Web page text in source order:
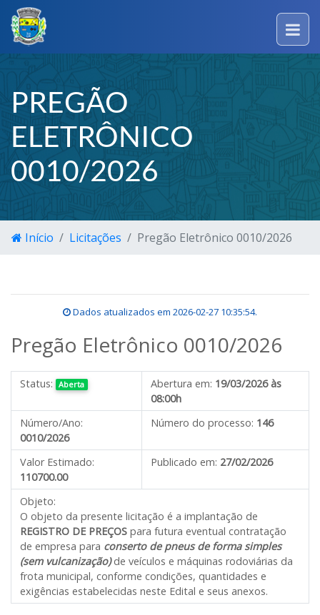
PREGÃO
ELETRÔNICO
0010/2026
Início Licitações Pregão Eletrônico 0010/2026
Dados atualizados em 2026-02-27 10:35:54.
Pregão Eletrônico 0010/2026
Status: Aberta Abertura em: 19/03/2026 às
08:00h
Número/Ano:
0010/2026
Número do processo: 146
Valor Estimado:
110700.00
Publicado em: 27/02/2026
Objeto:
O objeto da presente licitação é a implantação de
REGISTRO DE PREÇOS para futura eventual contratação
de empresa para conserto de pneus de forma simples
(sem vulcanização)de veículos e máquinas rodoviárias da
frota municipal, conforme condições, quantidades e
exigências estabelecidas neste Edital e seus anexos.